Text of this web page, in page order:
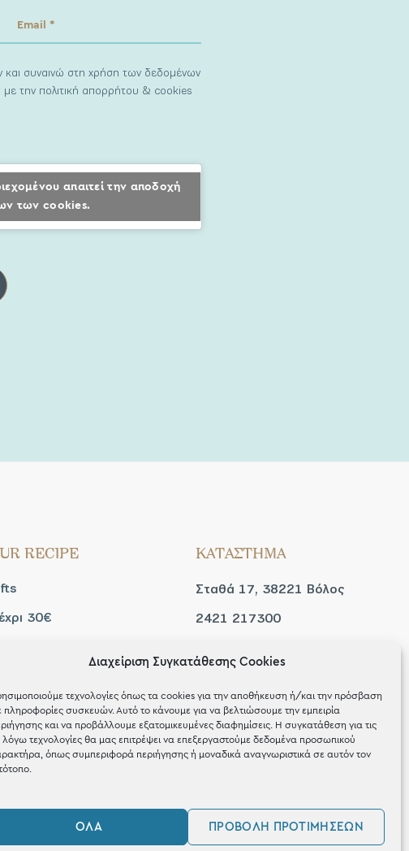
Διαχείριση Συγκατάθεσης Cookies
τεχνολογίες όπως τα cookies για την αποθήκευση ή/και την πρόσβαση
πληροφορίες συσκευών. Αυτό το κάνουμε για να βελτιώσουμε την εμπειρία
και να προβάλλουμε εξατομικευμένες διαφημίσεις. Η συγκατάθεση για τις
λόγω τεχνολογίες θα μας επιτρέψει να επεξεργαστούμε δεδομένα προσωπικού
όπως συμπεριφορά περιήγησης ή μοναδικά αναγνωριστικά σε αυτόν τον
ΌΛΑ ΠΡΟΒΟΛΉ ΠΡΟΤΙΜΉΣΕΩΝ
και συναινώ στη χρήση των δεδομένων
την πολιτική απορρήτου & cookies
απαιτεί την αποδοχή
των cookies.
RECIPE
30€
ΚΑΤΑΣΤΗΜΑ
Σταθά 17, 38221 Βόλος
2421 217300
Τριτ / Πεμ / Παρ: 09:00 -
21:00